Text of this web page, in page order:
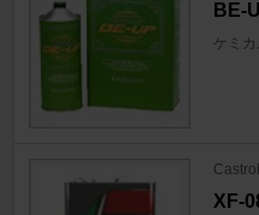
BE-
ケミ
Castrol
XF-